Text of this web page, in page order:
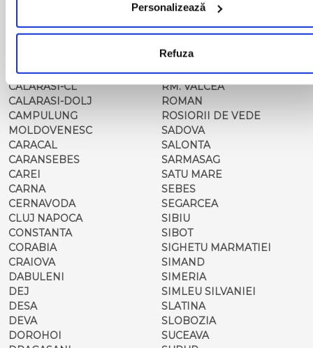
Personalizează
Refuza
BRASOV
CALAFAT
CALARASI-CL
CALARASI-DOLJ
CAMPULUNG
MOLDOVENESC
CARACAL
CARANSEBES
CAREI
CARNA
CERNAVODA
CLUJ NAPOCA
CONSTANTA
CORABIA
CRAIOVA
DABULENI
DEJ
DESA
DEVA
DOROHOI
POIANA MARE
RADOVAN
REGHIN
RESITA
RM. VALCEA
ROMAN
ROSIORII DE VEDE
SADOVA
SALONTA
SARMASAG
SATU MARE
SEBES
SEGARCEA
SIBIU
SIBOT
SIGHETU MARMATIEI
SIMAND
SIMERIA
SIMLEU SILVANIEI
SLATINA
SLOBOZIA
SUCEAVA